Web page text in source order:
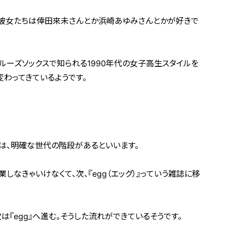
女たちは倖田來未さんとか浜崎あゆみさんとかが好きで
ーズソックスで知られる1990年代の女子高生スタイルを
ってきているようです。
、明確な世代の階段があるといいます。
なきゃいけなくて、次、『egg（エッグ）』っていう雑誌に移
『egg』へ進む。そうした流れができているそうです。